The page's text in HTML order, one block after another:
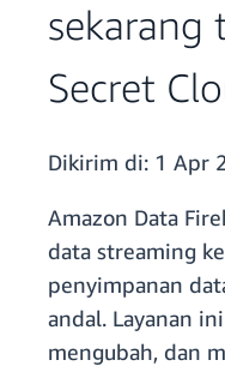
sekarang
Secret
Dikirim di: 1 Apr
Amazon Data
data streaming
penyimpanan
andal. Layanan
mengubah, dan